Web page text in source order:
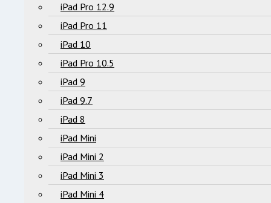
iPad Pro 12.9
iPad Pro 11
iPad 10
iPad Pro 10.5
iPad 9
iPad 9.7
iPad 8
iPad Mini
iPad Mini 2
iPad Mini 3
iPad Mini 4